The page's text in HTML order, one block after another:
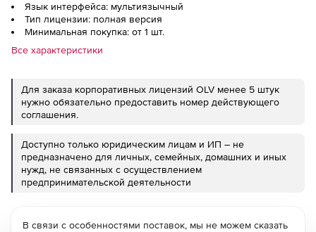
Язык интерфейса: мультиязычный
Тип лицензии: полная версия
Минимальная покупка: от 1 шт.
Все характеристики
Для заказа корпоративных лицензий OLV менее 5 штук
нужно обязательно предоставить номер действующего
соглашения.
Доступно только юридическим лицам и ИП – не
предназначено для личных, семейных, домашних и иных
нужд, не связанных с осуществлением
предпринимательской деятельности
В связи с особенностями поставок, мы не можем сказать